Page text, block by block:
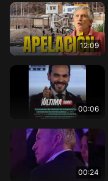
12:09
00:06
00:24